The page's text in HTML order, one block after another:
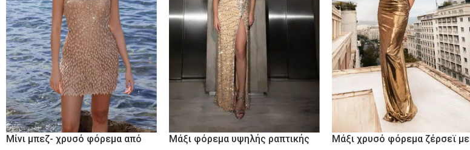
Μίνι μπεζ- χρυσό φόρεμα από
Μάξι φόρεμα υψηλής ραπτικής
Μάξι χρυσό φόρεμα ζέρσεϊ με